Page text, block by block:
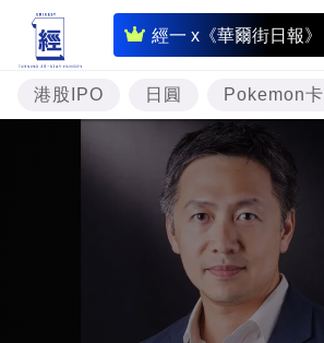
經一 x《華爾街日報》
即
時
財
經
市
港股IPO 日圓 Pokemon卡